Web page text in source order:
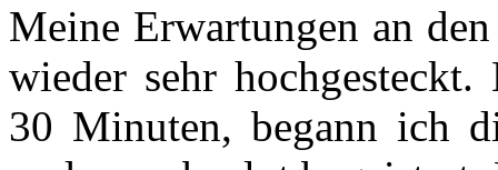
Meine Erwartungen an
wieder sehr
30 Minuten, begann ich